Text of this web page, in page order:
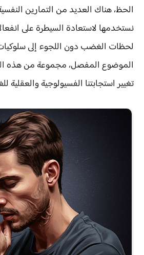
الحظ، هناك العديد من التمارين
نستخدمها لاستعادة السيطرة على
لحظات الغضب دون اللجوء إلى
الموضوع المفصل، مجموعة من هذه
تغيير استجابتنا الفسيولوجية والعقلية